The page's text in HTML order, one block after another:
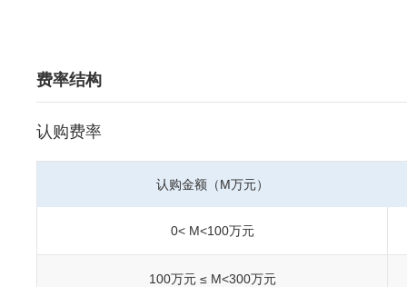
费率结构
认购费率
认购金额（M万元）
0< M<100万元
100万元 ≤ M<300万元